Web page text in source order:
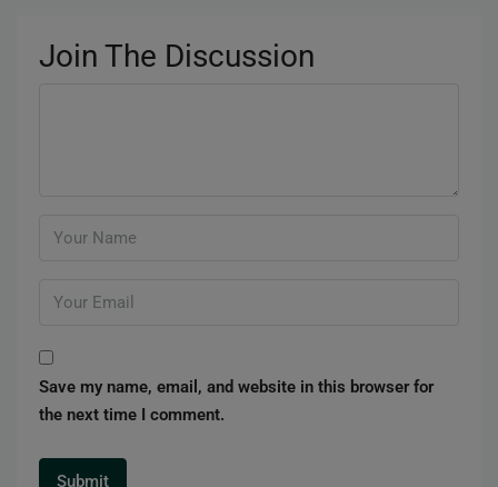
Join The Discussion
Save my name, email, and website in this browser for
the next time I comment.